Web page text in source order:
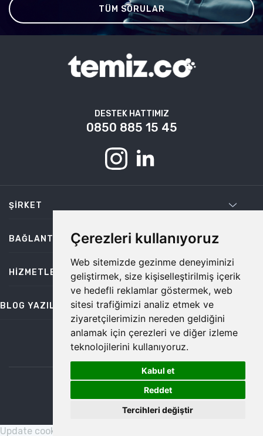
Çerezleri kullanıyoruz
Web sitemizde gezinme deneyiminizi
geliştirmek, size kişiselleştirilmiş içerik
ve hedefli reklamlar göstermek, web
sitesi trafiğimizi analiz etmek ve
ziyaretçilerimizin nereden geldiğini
anlamak için çerezleri ve diğer izleme
teknolojilerini kullanıyoruz.
Kabul et
Reddet
Tercihleri değiştir
TÜM SORULAR
DESTEK HATTIMIZ
0850 885 15 45
ŞIRKET
BAĞLANTILAR
HIZMETLER
BLOG YAZILARI
bilgi@temiz.co
©2026 Temiz, Her Hakkı Saklıdır.
Update cookies preferences